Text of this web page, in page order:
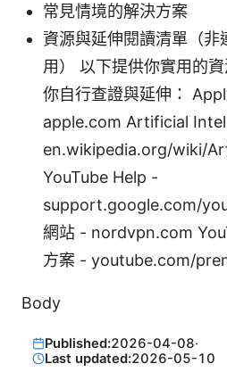
常見情境的解決方案
資源與延伸閱讀清單（非
用） 以下提供你實用的
你自行查證與延伸：
apple.com Artificial
en.wikipedia.org/wiki/
YouTube Help -
support.google.com/
網站 - nordvpn.com
方案 - youtube.com/
Body
Published:2026-04-08·
Last updated:2026-05-10